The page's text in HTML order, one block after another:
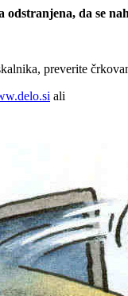
da se
preverite
ali